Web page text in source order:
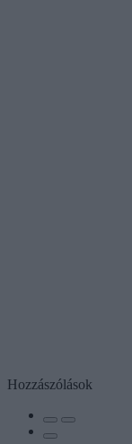
Hozzászólások